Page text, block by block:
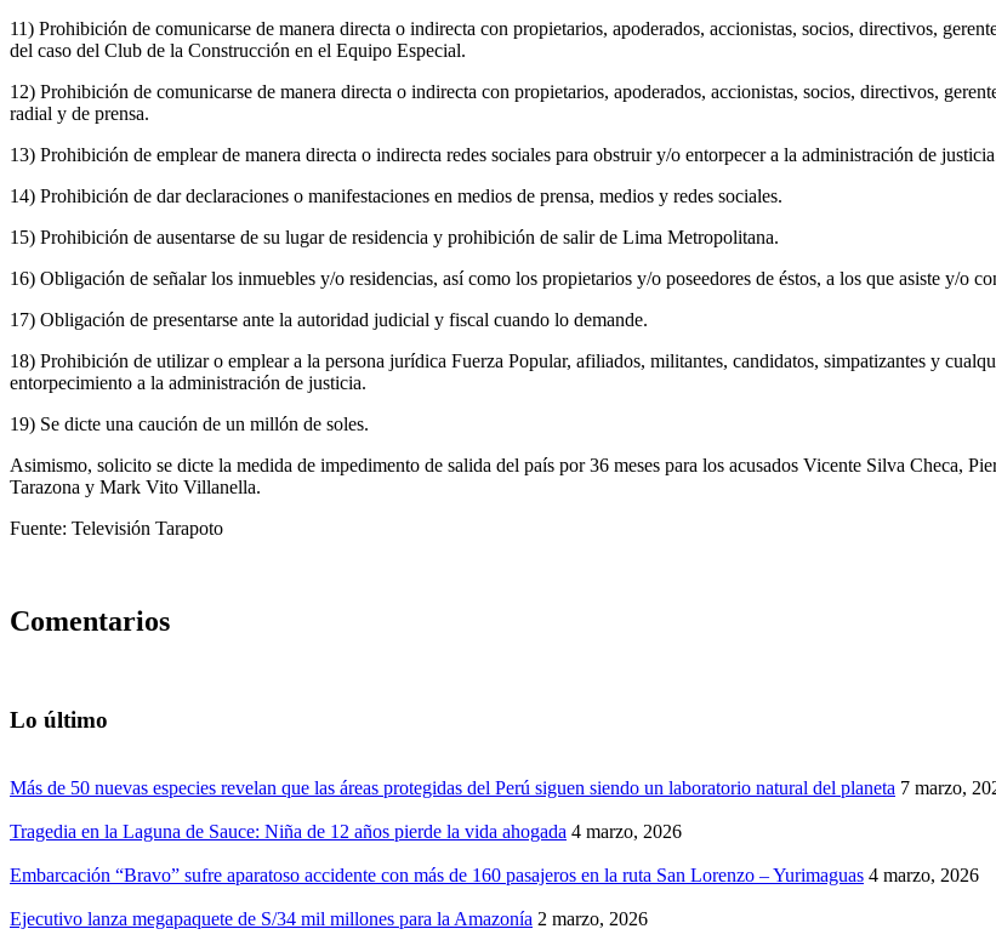
11) Prohibición de comunicarse de manera directa o indirecta con propietarios, apoderados, accionistas, socios, directivos,
del caso del Club de la Construcción en el Equipo Especial.
12) Prohibición de comunicarse de manera directa o indirecta con propietarios, apoderados, accionistas, socios, directivos,
radial y de prensa.
13) Prohibición de emplear de manera directa o indirecta redes sociales para obstruir y/o entorpecer a la administración de
14) Prohibición de dar declaraciones o manifestaciones en medios de prensa, medios y redes sociales.
15) Prohibición de ausentarse de su lugar de residencia y prohibición de salir de Lima Metropolitana.
16) Obligación de señalar los inmuebles y/o residencias, así como los propietarios y/o poseedores de éstos, a los que asiste y/o
17) Obligación de presentarse ante la autoridad judicial y fiscal cuando lo demande.
18) Prohibición de utilizar o emplear a la persona jurídica Fuerza Popular, afiliados, militantes, candidatos, simpatizantes y
entorpecimiento a la administración de justicia.
19) Se dicte una caución de un millón de soles.
Asimismo, solicito se dicte la medida de impedimento de salida del país por 36 meses para los acusados Vicente Silva Checa,
Tarazona y Mark Vito Villanella.
Fuente: Televisión Tarapoto
Comentarios
Lo último
Más de 50 nuevas especies revelan que las áreas protegidas del Perú siguen siendo un laboratorio natural del planeta 7 marzo,
Tragedia en la Laguna de Sauce: Niña de 12 años pierde la vida ahogada 4 marzo, 2026
Embarcación “Bravo” sufre aparatoso accidente con más de 160 pasajeros en la ruta San Lorenzo – Yurimaguas 4 marzo, 2026
Ejecutivo lanza megapaquete de S/34 mil millones para la Amazonía 2 marzo, 2026